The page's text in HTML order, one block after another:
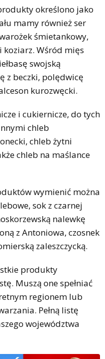
określono jako
mamy również ser
śmietankowy,
koziarz. Wśród mięs
swojską
z beczki, polędwicę
kurozwęcki.
i cukiernicze, do tych
chleb
chleb żytni
chleb na maślance
wymienić można
sok z czarnej
nalewkę
z Antoniowa, czosnek
zaleszczycką.
produkty
Muszą one spełniać
regionem lub
Pełną listę
województwa